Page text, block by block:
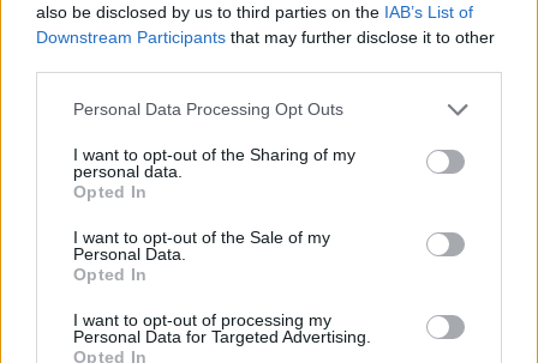
also be disclosed by us to third parties on the IAB’s List of
Downstream Participants that may further disclose it to other
Personal Data Processing Opt Outs
I want to opt-out of the Sharing of my
personal data.
Opted In
I want to opt-out of the Sale of my
Personal Data.
Opted In
I want to opt-out of processing my
Personal Data for Targeted Advertising.
Opted In